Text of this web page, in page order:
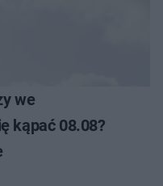
we
kąpać 08.08?